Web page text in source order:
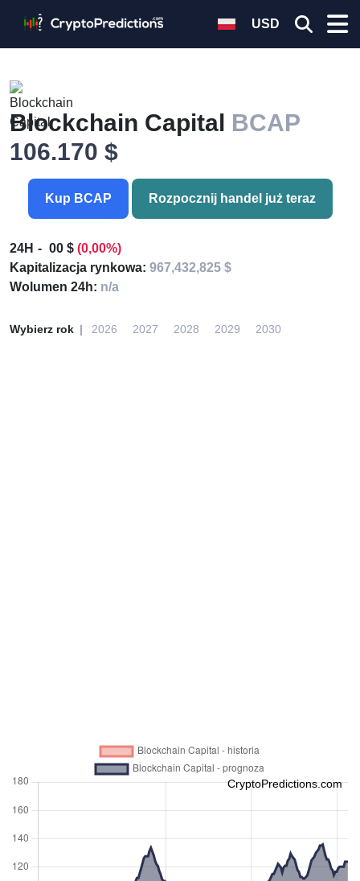
USD
Blockchain Capital BCAP
106.170 $
Kup BCAP Rozpocznij handel już teraz
24H 00 $ (0,00%)
Kapitalizacja rynkowa: 967,432,825 $
Wolumen 24h: n/a
Wybierz rok 2026 2027 2028 2029 2030
CryptoPredictions.com